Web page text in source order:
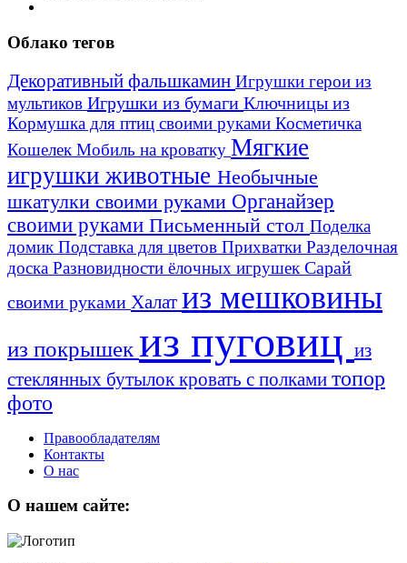
Облако тегов
Декоративный фальшкамин Игрушки герои из
мультиков Игрушки из бумаги Ключницы из
Кормушка для птиц своими руками Косметичка
Кошелек Мобиль на кроватку Мягкие
игрушки животные Необычные
шкатулки своими руками Органайзер
своими руками Письменный стол Поделка
домик Подставка для цветов Прихватки Разделочная
доска Разновидности ёлочных игрушек Сарай
своими руками Халат из мешковины
из покрышек из пуговиц из
стеклянных бутылок кровать с полками топор
фото
Правообладателям
Контакты
О нас
О нашем сайте: